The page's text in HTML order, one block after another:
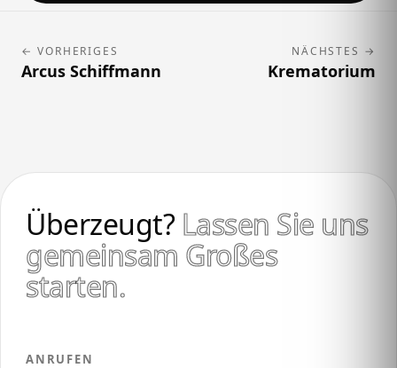
← VORHERIGES
Arcus Schiffmann
NÄCHSTES →
Krematorium
Überzeugt? Lassen Sie uns
gemeinsam Großes
starten.
ANRUFEN